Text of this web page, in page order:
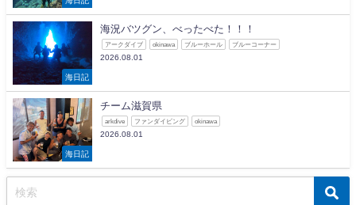
海日記
海況バツグン、べったべた！！！
アークダイブ okinawa ブルーホール ブルーコーナー
2026.08.01
海日記
チーム滋賀県
arkdive ファンダイビング okinawa
2026.08.01